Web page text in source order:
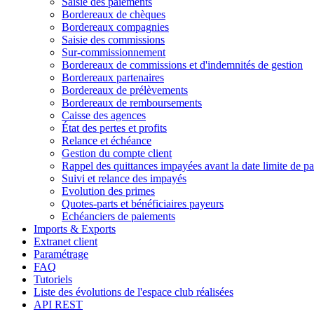
Bordereaux de chèques
Bordereaux compagnies
Saisie des commissions
Sur-commissionnement
Bordereaux de commissions et d'indemnités de gestion
Bordereaux partenaires
Bordereaux de prélèvements
Bordereaux de remboursements
Caisse des agences
État des pertes et profits
Relance et échéance
Gestion du compte client
Rappel des quittances impayées avant la date limite de
Suivi et relance des impayés
Evolution des primes
Quotes-parts et bénéficiaires payeurs
Echéanciers de paiements
Imports & Exports
Extranet client
Paramétrage
FAQ
Tutoriels
Liste des évolutions de l'espace club réalisées
API REST